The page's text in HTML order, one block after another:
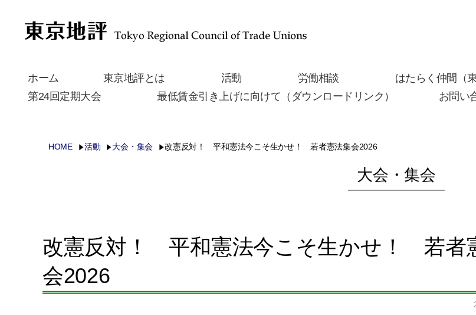
ホーム 東京地評とは 活動 労働相談 はたらく仲間（
第24回定期大会
最低賃金引き上げに向けて（ダウンロードリンク） お問い
HOME 活動 大会・集会 改憲反対！ 平和憲法今こそ生かせ！ 若者憲法集会2026
大会・集会
改憲反対！ 平和憲法今こそ生かせ！ 若者
会2026